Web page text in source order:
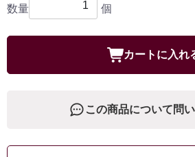
数量 個
カートに入れ
この商品について問